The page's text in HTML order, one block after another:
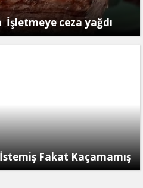
İşletmeye ceza yağdı
Fakat Kaçamamış